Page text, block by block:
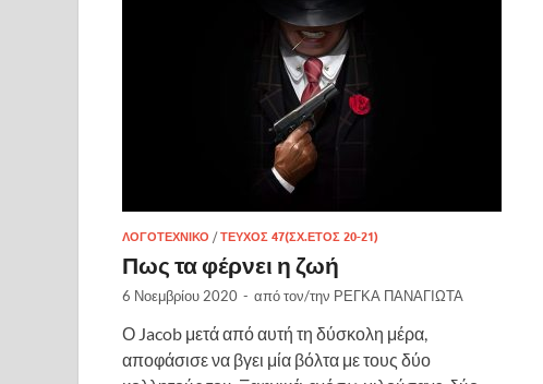
ΛΟΓΟΤΕΧΝΙΚΌ /ΤΕΎΧΟΣ 47(ΣΧ.ΈΤΟΣ 20-21)
Πως τα φέρνει η ζωή
6 Νοεμβρίου 2020 - από τον/την ΡΕΓΚΑ ΠΑΝΑΓΙΩΤΑ
Ο Jacob μετά από αυτή τη δύσκολη μέρα,
αποφάσισε να βγει μία βόλτα με τους δύο